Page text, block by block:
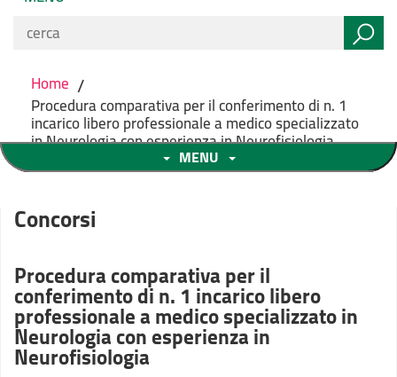
Home /
Procedura comparativa per il conferimento di n. 1
incarico libero professionale a medico specializzato
in Neurologia con esperienza in Neurofisiologia
MENU
Concorsi
Procedura comparativa per il
conferimento di n. 1 incarico libero
professionale a medico specializzato in
Neurologia con esperienza in
Neurofisiologia